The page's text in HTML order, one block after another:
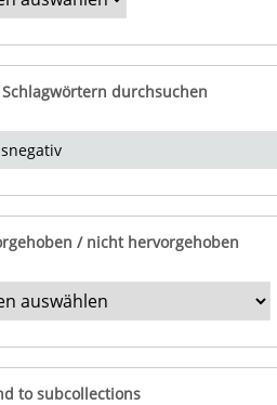
durchsuchen
/ nicht hervorgehoben
to subcollections